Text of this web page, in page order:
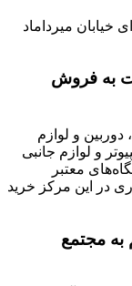
خيابان ميرداماد
به فروش
دوربین و لوازم
و لوازم جانبی
معتبر
در این مرکز خرید
به مجتمع